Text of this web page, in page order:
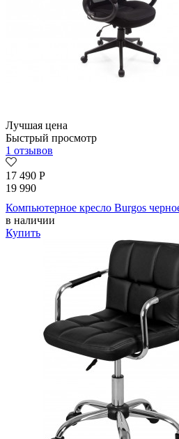
Лучшая цена
Быстрый просмотр
1 отзывов
17 490 Р
19 990
Компьютерное кресло Burgos
в наличии
Купить